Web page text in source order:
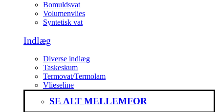
Bomuldsvat
Volumenvlies
Syntetisk vat
Indlæg
Diverse indlæg
Taskeskum
Termovat/Termolam
Vlieseline
SE ALT MELLEMFOR